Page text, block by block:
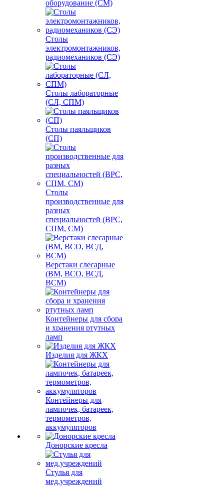
оборудование (СМ)
Столы
электромонтажников,
радиомехаников (СЭ)
Столы лабораторные
(СЛ, СПМ)
Столы паяльщиков
(СП)
Столы
производственные для
разных
специальностей (ВРС,
СПМ, СМ)
Верстаки слесарные
(ВМ, ВСО, ВСД,
ВСМ)
Контейнеры для сбора
и хранения ртутных
ламп
Изделия для ЖКХ
Контейнеры для
лампочек, батареек,
термометров,
аккумуляторов
Донорские кресла
Стулья для
мед.учреждений